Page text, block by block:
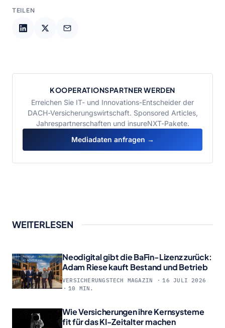
TEILEN
KOOPERATIONSPARTNER WERDEN
Erreichen Sie IT- und Innovations-Entscheider der
DACH-Versicherungswirtschaft. Sponsored Articles,
Jahrespartnerschaften und insureNXT-Pakete.
Mediadaten anfragen →
WEITERLESEN
Neodigital gibt die BaFin-Lizenz zurück:
Adam Riese kauft Bestand und Betrieb
VERSICHERUNGSTECH MAGAZIN
16 JULI 2026
10 MIN.
Wie Versicherungen ihre Kernsysteme
fit für das KI-Zeitalter machen